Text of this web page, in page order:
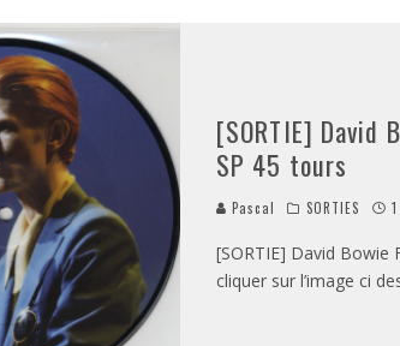
[SORTIE] David
SP 45 tours
Pascal SORTIES
[SORTIE] David Bowie
cliquer sur l’image ci